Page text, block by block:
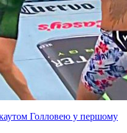
Голловею у першому